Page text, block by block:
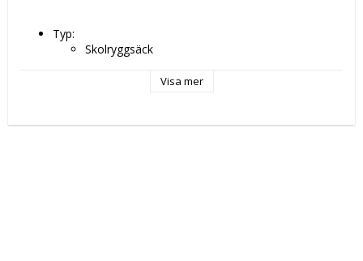
Typ:
Skolryggsäck
Avtagbart foder
Visa mer